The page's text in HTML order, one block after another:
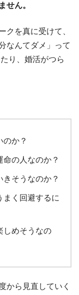
せん。
クを真に受けて、
なんてダメ」って
り、婚活がつら
のか？
の人なのか？
そうなのか？
まく回避するに
しめそうなの
から見直していく